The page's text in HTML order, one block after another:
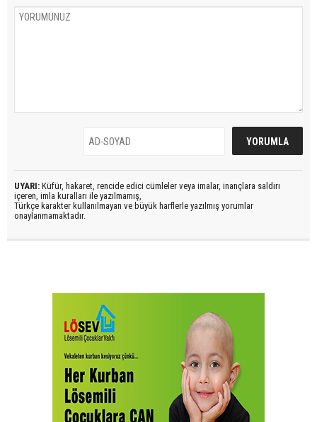
UYARI: Küfür, hakaret, rencide edici cümleler veya imalar, inançlara saldırı
içeren, imla kuralları ile yazılmamış,
Türkçe karakter kullanılmayan ve büyük harflerle yazılmış yorumlar
onaylanmamaktadır.